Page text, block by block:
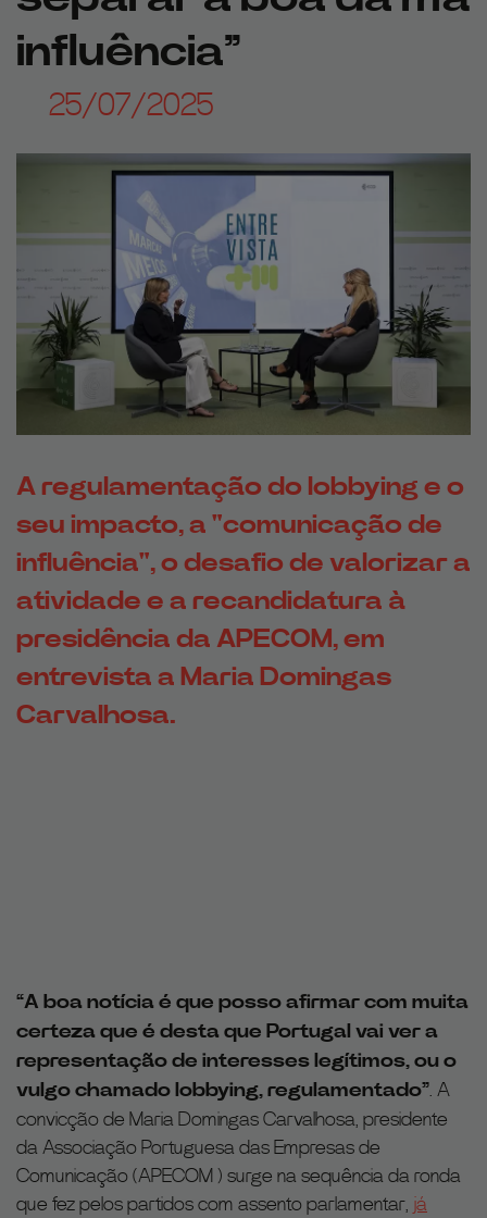
influência”
25/07/2025
A regulamentação do lobbying e o
seu impacto, a "comunicação de
influência", o desafio de valorizar a
atividade e a recandidatura à
presidência da APECOM, em
entrevista a Maria Domingas
Carvalhosa.
“A boa notícia é que posso afirmar com muita
certeza que é desta que Portugal vai ver a
representação de interesses legítimos, ou o
vulgo chamado lobbying, regulamentado”. A
convicção de Maria Domingas Carvalhosa, presidente
da Associação Portuguesa das Empresas de
Comunicação (APECOM ) surge na sequência da ronda
que fez pelos partidos com assento parlamentar, já